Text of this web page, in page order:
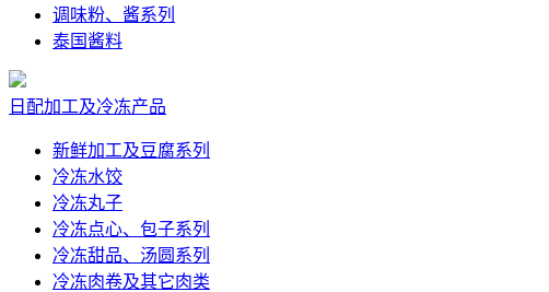
调味粉、酱系列
泰国酱料
日配加工及冷冻产品
新鲜加工及豆腐系列
冷冻水饺
冷冻丸子
冷冻点心、包子系列
冷冻甜品、汤圆系列
冷冻肉卷及其它肉类